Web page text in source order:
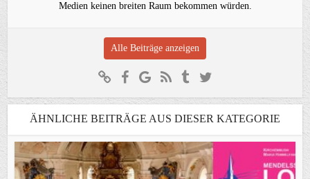
Medien keinen breiten Raum bekommen würden.
Alle Beiträge anzeigen
ÄHNLICHE BEITRÄGE AUS DIESER KATEGORIE